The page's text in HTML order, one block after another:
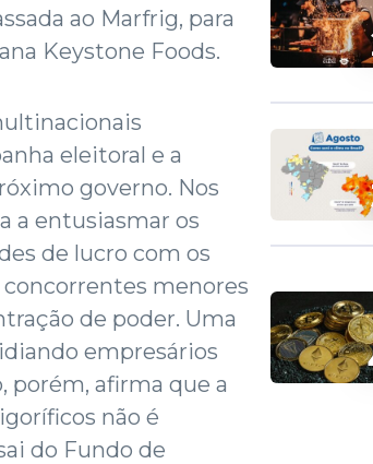
ao Marfrig, para
Keystone Foods.
eleitoral e a
governo. Nos
a entusiasmar os
de lucro com os
concorrentes menores
de poder. Uma
empresários
porém, afirma que a
não é
do Fundo de